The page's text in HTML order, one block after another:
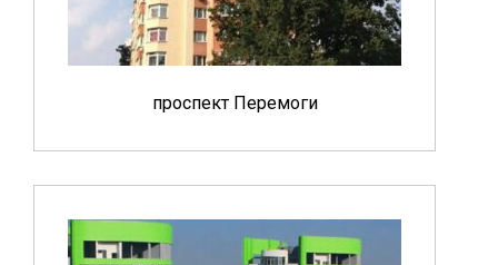
проспект Перемоги